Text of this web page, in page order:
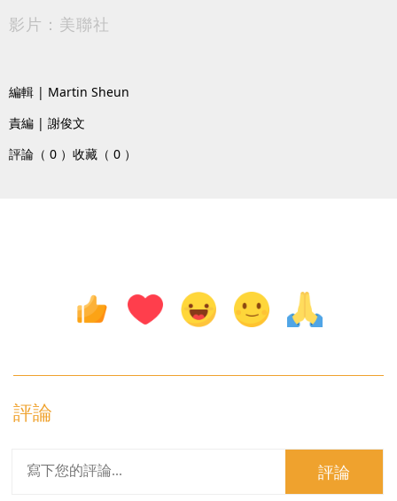
影片：美聯社
編輯 | Martin Sheun
責編 | 謝俊文
評論（ 0 ） 收藏（ 0 ）
評論
評論